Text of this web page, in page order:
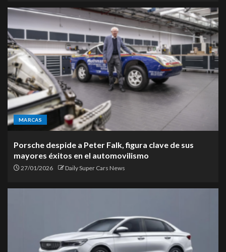
MARCAS
Porsche despide a Peter Falk, figura clave de sus
mayores éxitos en el automovilismo
27/01/2026 Daily Super Cars News